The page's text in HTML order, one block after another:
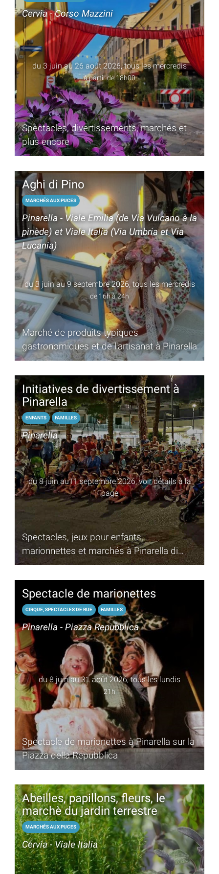
Cervia - Corso Mazzini
du 3 juin au 26 août 2026, tous les mercredis
à partir de 18h00
Spectacles, divertissements, marchés et
plus encore
Aghi di Pino
MARCHÉS AUX PUCES
Pinarella - Viale Emilia (de Via Vulcano à la
pinède) et Viale Italia (Via Umbria et Via
Lucania)
du 3 juin au 9 septembre 2026, tous les mercredis
de 16h à 24h
Marché de produits typiques
gastronomiques et de l'artisanat à Pinarella
Initiatives de divertissement à
Pinarella
ENFANTS FAMILLES
Pinarella
du 8 juin au11 septembre 2026, voir détails à la
page
Spectacles, jeux pour enfants,
marionnettes et marchés à Pinarella di
Cervia
Spectacle de marionettes
CIRQUE, SPECTACLES DE RUE FAMILLES
Pinarella - Piazza Repubblica
du 8 juin au 31 août 2026, tous les lundis
21h
Spectacle de marionettes à Pinarella sur la
Piazza della Repubblica
Abeilles, papillons, fleurs, le
marchè du jardin terrestre
MARCHÉS AUX PUCES
Cervia - Viale Italia